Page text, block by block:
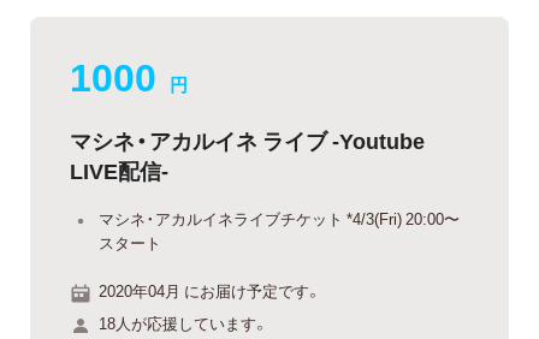
1000 円
マシネ・アカルイネ ライブ -Youtube
LIVE配信-
マシネ・アカルイネライブチケット *4/3(Fri) 20:00〜
スタート
2020年04月 にお届け予定です。
18人が応援しています。